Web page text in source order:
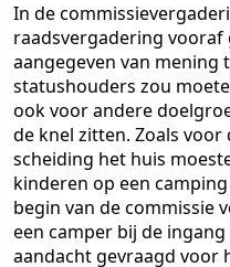
In de
raadsvergadering vooraf
aangegeven van mening
statushouders zou
ook voor andere
de knel zitten. Zoals voor
scheiding het huis
kinderen op een
begin van de commissie
een camper bij de
aandacht gevraagd voor